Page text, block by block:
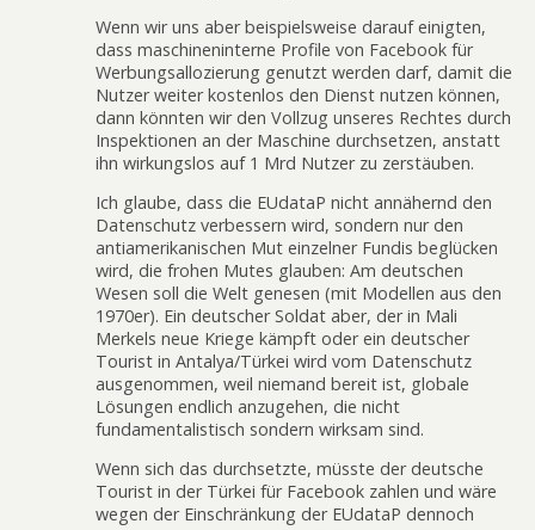
Wenn wir uns aber beispielsweise darauf einigten,
dass maschineninterne Profile von Facebook für
Werbungsallozierung genutzt werden darf, damit die
Nutzer weiter kostenlos den Dienst nutzen können,
dann könnten wir den Vollzug unseres Rechtes durch
Inspektionen an der Maschine durchsetzen, anstatt
ihn wirkungslos auf 1 Mrd Nutzer zu zerstäuben.
Ich glaube, dass die EUdataP nicht annähernd den
Datenschutz verbessern wird, sondern nur den
antiamerikanischen Mut einzelner Fundis beglücken
wird, die frohen Mutes glauben: Am deutschen
Wesen soll die Welt genesen (mit Modellen aus den
1970er). Ein deutscher Soldat aber, der in Mali
Merkels neue Kriege kämpft oder ein deutscher
Tourist in Antalya/Türkei wird vom Datenschutz
ausgenommen, weil niemand bereit ist, globale
Lösungen endlich anzugehen, die nicht
fundamentalistisch sondern wirksam sind.
Wenn sich das durchsetzte, müsste der deutsche
Tourist in der Türkei für Facebook zahlen und wäre
wegen der Einschränkung der EUdataP dennoch